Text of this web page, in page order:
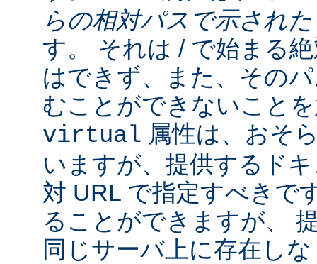
らの相対パスで示され
す。 それは / で始まる
はできず、また、その
むことができないこと
virtual 属性は、おそ
いますが、提供するド
対 URL で指定すべきで
ることができますが、
同じサーバ上に存在し